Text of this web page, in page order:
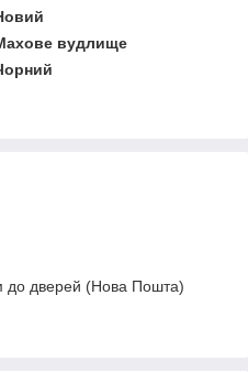
вудлище
до дверей (Нова Пошта)